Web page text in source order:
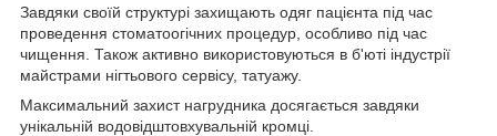
Завдяки своїй структурі захищають одяг пацієнта під час
проведення стоматоогічних процедур, особливо під час
чищення. Також активно використовуються в б'юті індустрії
майстрами нігтьового сервісу, татуажу.
Максимальний захист нагрудника досягається завдяки
унікальній водовідштовхувальній кромці.